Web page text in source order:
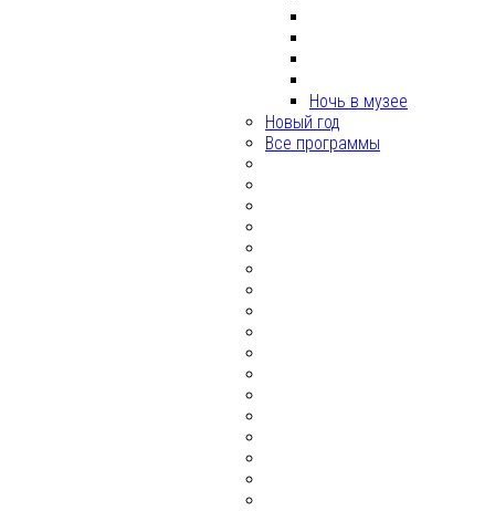
Ночь в музее
Новый год
Все программы